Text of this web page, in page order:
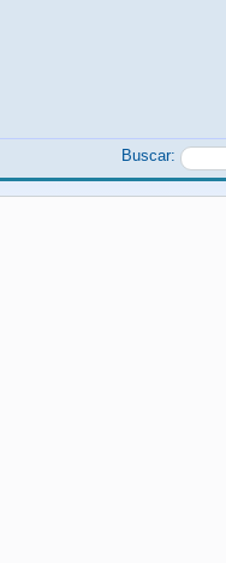
Buscar: